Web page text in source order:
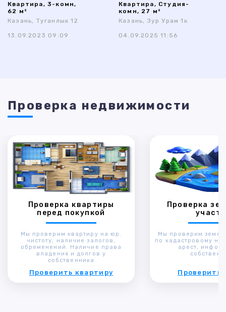
Квартира, 3-комн,
62 м²
Казань, Туганлык 12
13.09.2023 09:09
Квартира, Студия-
комн, 27 м²
Казань, Зур Урам 1к
04.09.2025 11:56
Проверка недвижимости
Проверка квартиры
перед покупкой
Мы проверим квартиру на юр.
чистоту, наличие залогов,
обременений. Наличие права
владения и долгов у
собственника
Проверить квартиру
Проверка
Мы проверим
по кадастровому
арест,
Проверить